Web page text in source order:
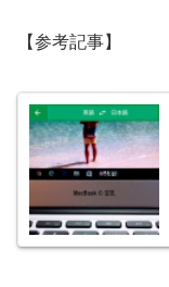
【参考記事】